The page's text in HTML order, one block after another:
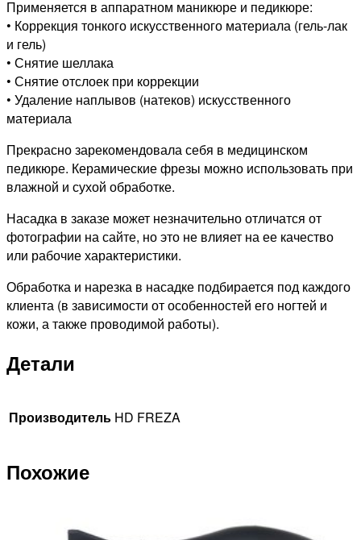
Применяется в аппаратном маникюре и педикюре:
• Коррекция тонкого искусственного материала (гель-лак
и гель)
• Снятие шеллака
• Снятие отслоек при коррекции
• Удаление наплывов (натеков) искусственного
материала
Прекрасно зарекомендовала себя в медицинском
педикюре. Керамические фрезы можно использовать при
влажной и сухой обработке.
Насадка в заказе может незначительно отличатся от
фотографии на сайте, но это не влияет на ее качество
или рабочие характеристики.
Обработка и нарезка в насадке подбирается под каждого
клиента (в зависимости от особенностей его ногтей и
кожи, а также проводимой работы).
Детали
Производитель HD FREZA
Похожие